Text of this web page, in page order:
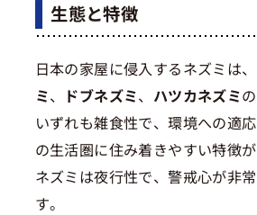
生態と特徴
日本の家屋に侵入するネズミは
ミ、 ドブネズミ、 ハツカネズミ
いずれも雑食性で、環境への適
の生活圏に住み着きやすい特徴が
ネズミは夜行性で、警戒心が非
す。